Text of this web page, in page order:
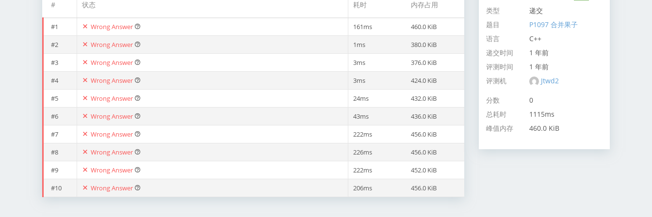
# 状态 耗时 内存占用
#1 Wrong Answer 161ms 460.0 KiB
#2 Wrong Answer 1ms 380.0 KiB
#3 Wrong Answer 3ms 376.0 KiB
#4 Wrong Answer 3ms 424.0 KiB
#5 Wrong Answer 24ms 432.0 KiB
#6 Wrong Answer 43ms 436.0 KiB
#7 Wrong Answer 222ms 456.0 KiB
#8 Wrong Answer 226ms 456.0 KiB
#9 Wrong Answer 222ms 452.0 KiB
#10 Wrong Answer 206ms 456.0 KiB
类型
递交
题目
P1097 合并果子
语言
C++
递交时间
1 年前
评测时间
1 年前
评测机
Jtwd2
分数
0
总耗时
1115ms
峰值内存
460.0 KiB